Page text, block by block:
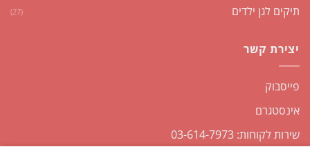
תיקים לגן ילדים (27)
יצירת קשר
פייסבוק
אינסטגרם
שירות לקוחות: 03-614-7973